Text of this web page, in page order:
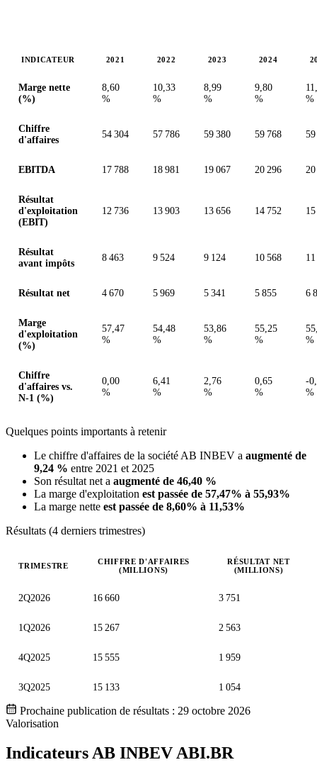
INDICATEUR 2021 2022 2023 2024
Marge nette
(%)
8,60
%
10,33
%
8,99
%
9,80
%
%
Chiffre
d'affaires
54 304 57 786 59 380 59 768
EBITDA 17 788 18 981 19 067 20 296
Résultat
d'exploitation
(EBIT)
12 736 13 903 13 656 14 752
Résultat
avant impôts
8 463 9 524 9 124 10 568
Résultat net 4 670 5 969 5 341 5 855 6
Marge
d'exploitation
(%)
57,47
%
54,48
%
53,86
%
55,25
%
%
Chiffre
d'affaires vs.
N-1 (%)
0,00
%
6,41
%
2,76
%
0,65
%
-
%
Quelques points importants à retenir
Le chiffre d'affaires de la société AB INBEV a augmenté de
9,24 % entre 2021 et 2025
Son résultat net a augmenté de 46,40 %
La marge d'exploitation est passée de 57,47% à 55,93%
La marge nette est passée de 8,60% à 11,53%
Résultats (4 derniers trimestres)
TRIMESTRE
CHIFFRE D'AFFAIRES
(MILLIONS)
RÉSULTAT NET
(MILLIONS)
2Q2026 16 660 3 751
1Q2026 15 267 2 563
4Q2025 15 555 1 959
3Q2025 15 133 1 054
Prochaine publication de résultats : 29 octobre 2026
Valorisation
Indicateurs AB INBEVABI.BR